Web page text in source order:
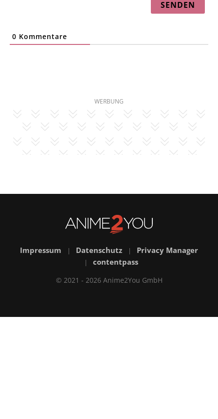
0 Kommentare
WERBUNG
Impressum | Datenschutz | Privacy Manager
| contentpass
© 2021 - 2026 Anime2You GmbH